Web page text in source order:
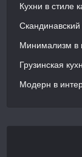
Кухни в стиле
Минимализм в
Грузинская
Модерн в